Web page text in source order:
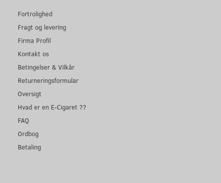
Fortrolighed
Fragt og levering
Firma Profil
Kontakt os
Betingelser & Vilkår
Returneringsformular
Oversigt
Hvad er en E-Cigaret ??
FAQ
Ordbog
Betaling